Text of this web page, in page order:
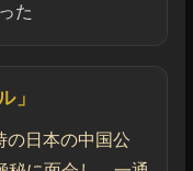
た
」
の日本の中国公